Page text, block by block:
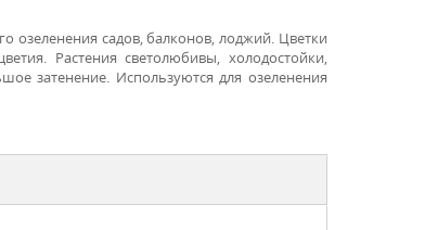
озеленения садов, балконов, лоджий. Цветки
Растения светолюбивы, холодостойки,
затенение. Используются для озеленения